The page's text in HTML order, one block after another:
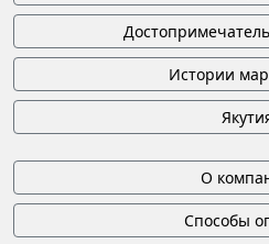
Истории
О
Способы